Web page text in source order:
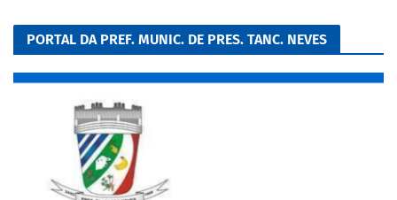
PORTAL DA PREF. MUNIC. DE PRES. TANC. NEVES